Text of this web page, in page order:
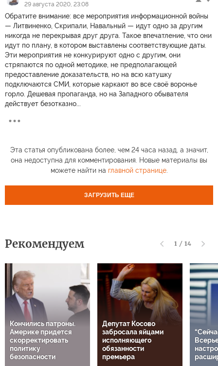
29 августа 2020, 23:08
Обратите внимание: все мероприятия информационной войны
— Литвиненко, Скрипали, Навальный — идут одно за другим
никогда не перекрывая друг друга. Такое впечатление, что они
идут по плану, в котором выставлены соответствующие даты.
Эти мероприятия не конкурируют одно с другим, они
стряпаются по одной методике, не предполагающей
предоставление доказательств, но на всю катушку
подключаются СМИ, которые каркают во все своё воронье
горло. Дешевая пропаганда, но на Западного обывателя
действует безотказно...
Эта статья опубликована более, чем 24 часа назад, а значит,
она недоступна для комментирования. Новые материалы вы
можете найти на главной странице.
ЗАГРУЗИТЬ ЕЩЕ
Рекомендуем 1 / 14
Кончились патроны.
Америке придется
скорректировать
политику
безопасности
Депутат Косово
забросала яйцами
исполняющего
обязанности
премьера